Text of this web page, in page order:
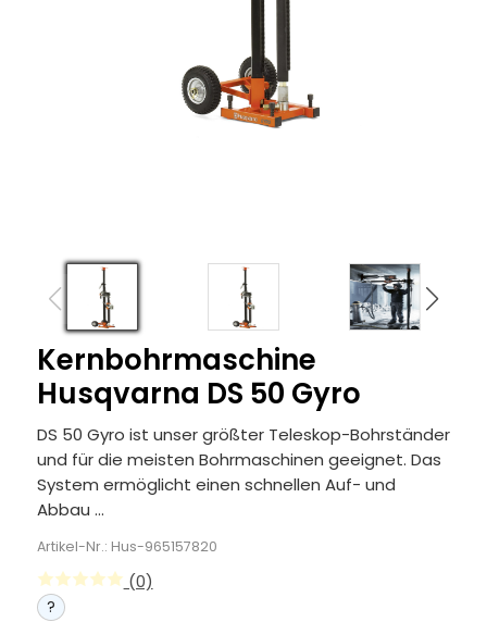
Kernbohrmaschine
Husqvarna DS 50 Gyro
DS 50 Gyro ist unser größter Teleskop-Bohrständer
und für die meisten Bohrmaschinen geeignet. Das
System ermöglicht einen schnellen Auf- und
Abbau ...
Artikel-Nr.: Hus-965157820
(0)
?